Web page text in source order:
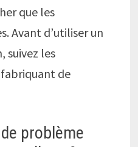
que les
Avant d’utiliser un
suivez les
de
problème